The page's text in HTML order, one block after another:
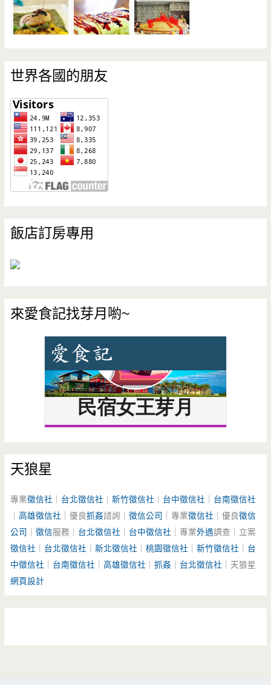
世界各國的朋友
飯店訂房專用
來愛食記找芽月喲~
天狼星
專業徵信社 台北徵信社 ｜新竹徵信社 台中徵信社
台南徵信社
｜高雄徵信社 ｜優良抓姦諮詢｜徵信公司 ｜專業徵信社 ｜優良徵信
公司
｜徵信服務｜ 台北徵信社 台中徵信社 ｜專業外遇調查｜立案
徵信社
台北徵信社 ｜新北徵信社 ｜桃園徵信社 ｜新竹徵信社
台
中徵信社
台南徵信社 ｜高雄徵信社 ｜抓姦 台北徵信社 ｜天狼星
網頁設計